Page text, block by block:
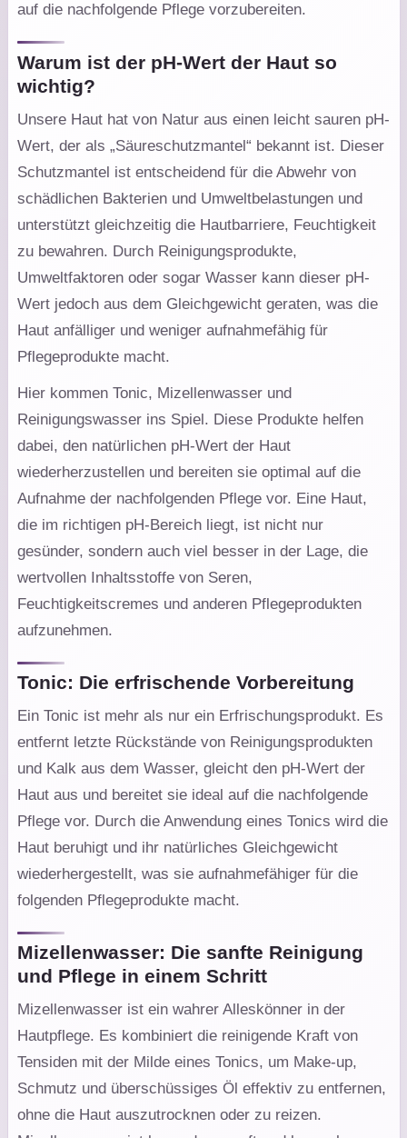
auf die nachfolgende Pflege vorzubereiten.
Warum ist der pH-Wert der Haut so
wichtig?
Unsere Haut hat von Natur aus einen leicht sauren pH-
Wert, der als „Säureschutzmantel“ bekannt ist. Dieser
Schutzmantel ist entscheidend für die Abwehr von
schädlichen Bakterien und Umweltbelastungen und
unterstützt gleichzeitig die Hautbarriere, Feuchtigkeit
zu bewahren. Durch Reinigungsprodukte,
Umweltfaktoren oder sogar Wasser kann dieser pH-
Wert jedoch aus dem Gleichgewicht geraten, was die
Haut anfälliger und weniger aufnahmefähig für
Pflegeprodukte macht.
Hier kommen Tonic, Mizellenwasser und
Reinigungswasser ins Spiel. Diese Produkte helfen
dabei, den natürlichen pH-Wert der Haut
wiederherzustellen und bereiten sie optimal auf die
Aufnahme der nachfolgenden Pflege vor. Eine Haut,
die im richtigen pH-Bereich liegt, ist nicht nur
gesünder, sondern auch viel besser in der Lage, die
wertvollen Inhaltsstoffe von Seren,
Feuchtigkeitscremes und anderen Pflegeprodukten
aufzunehmen.
Tonic: Die erfrischende Vorbereitung
Ein Tonic ist mehr als nur ein Erfrischungsprodukt. Es
entfernt letzte Rückstände von Reinigungsprodukten
und Kalk aus dem Wasser, gleicht den pH-Wert der
Haut aus und bereitet sie ideal auf die nachfolgende
Pflege vor. Durch die Anwendung eines Tonics wird die
Haut beruhigt und ihr natürliches Gleichgewicht
wiederhergestellt, was sie aufnahmefähiger für die
folgenden Pflegeprodukte macht.
Mizellenwasser: Die sanfte Reinigung
und Pflege in einem Schritt
Mizellenwasser ist ein wahrer Alleskönner in der
Hautpflege. Es kombiniert die reinigende Kraft von
Tensiden mit der Milde eines Tonics, um Make-up,
Schmutz und überschüssiges Öl effektiv zu entfernen,
ohne die Haut auszutrocknen oder zu reizen.